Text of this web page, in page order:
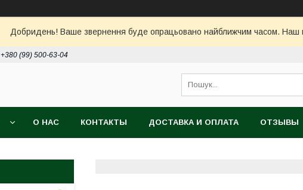
Добридень! Ваше звернення буде опрацьовано найближчим часом. Наш
+380 (99) 500-63-04
О НАС КОНТАКТЫ ДОСТАВКА И ОПЛАТА ОТЗЫВЫ